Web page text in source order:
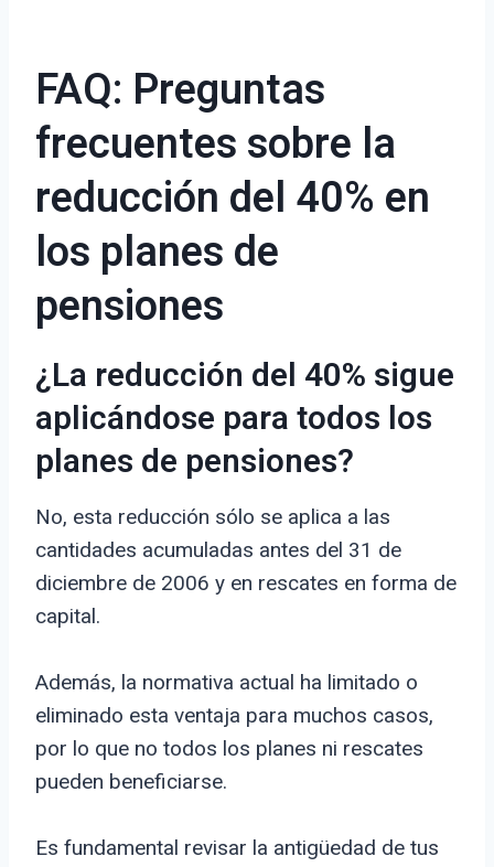
FAQ: Preguntas
frecuentes sobre la
reducción del 40% en
los planes de
pensiones
¿La reducción del 40% sigue
aplicándose para todos los
planes de pensiones?
No, esta reducción sólo se aplica a las
cantidades acumuladas antes del 31 de
diciembre de 2006 y en rescates en forma de
capital.
Además, la normativa actual ha limitado o
eliminado esta ventaja para muchos casos,
por lo que no todos los planes ni rescates
pueden beneficiarse.
Es fundamental revisar la antigüedad de tus